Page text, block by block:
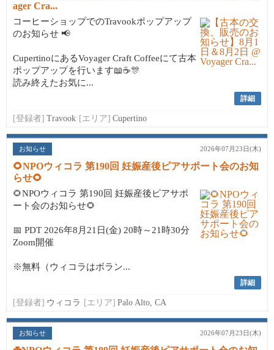
ager Cra...
コーヒーショップでのTravookポップアップ
のお知らせ 📢
CupertinoにあるVoyager Craft Coffeeにて古本
ポップアップを行います📖☕🎊
読み終えたお気に...
詳細
[登録者] Travook [エリア] Cupertino
お知らせ 2026年07月23日(木)
🌻NPOウィコラ 第190回 妊娠産後ピアサポート会のお知
らせ🌻
🌻NPOウィコラ 第190回 妊娠産後ピアサポ
ート会のお知らせ🌻
📅 PDT 2026年8月21日(金) 20時～21時30分
Zoom開催
※無料（ウィコラはボラン...
詳細
[登録者] ウィコラ [エリア] Palo Alto, CA
お知らせ 2026年07月23日(木)